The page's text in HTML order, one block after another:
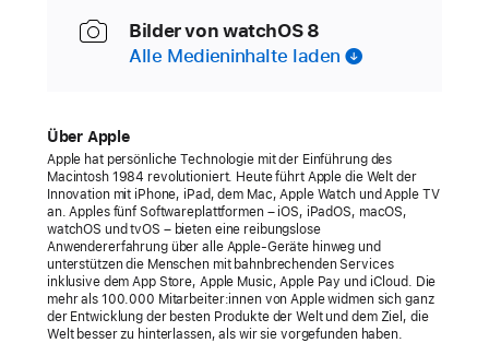
Bilder von watchOS 8
Alle Medieninhalte laden
Über Apple
Apple hat persönliche Technologie mit der Einführung des
Macintosh 1984 revolutioniert. Heute führt Apple die Welt der
Innovation mit iPhone, iPad, dem Mac, Apple Watch und Apple TV
an. Apples fünf Softwareplattformen – iOS, iPadOS, macOS,
watchOS und tvOS – bieten eine reibungslose
Anwendererfahrung über alle Apple-Geräte hinweg und
unterstützen die Menschen mit bahnbrechenden Services
inklusive dem App Store, Apple Music, Apple Pay und iCloud. Die
mehr als 100.000 Mitarbeiter:innen von Apple widmen sich ganz
der Entwicklung der besten Produkte der Welt und dem Ziel, die
Welt besser zu hinterlassen, als wir sie vorgefunden haben.